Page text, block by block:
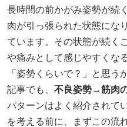
長時間の前かがみ姿勢が続
肉が引っ張られた状態にな
ています。その状態が続く
や痛みとして感じやすくな
「姿勢くらいで？」と思う
記事でも、 不良姿勢→筋肉
パターンはよく紹介されて
を考える前に、まずこの流